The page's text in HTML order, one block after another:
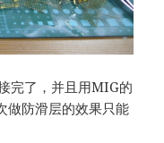
完了，并且用MIG的
做防滑层的效果只能